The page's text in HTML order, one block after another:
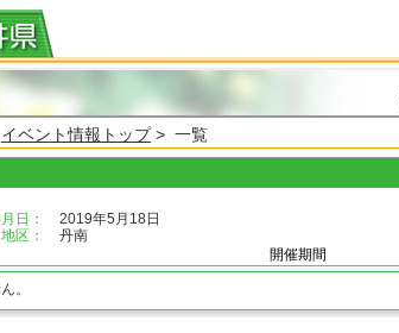
イベント情報トップ> 一覧
日：
2019年5月18日
地区：
丹南
開催期間
。